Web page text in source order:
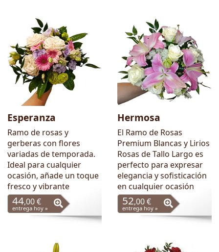
Esperanza
Ramo de rosas y
gerberas con flores
variadas de temporada.
Ideal para cualquier
ocasión, añade un toque
fresco y vibrante
44,00 €
entrega hoy »
Hermosa
El Ramo de Rosas
Premium Blancas y Lirios
Rosas de Tallo Largo es
perfecto para expresar
elegancia y sofisticación
en cualquier ocasión
52,00 €
entrega hoy »